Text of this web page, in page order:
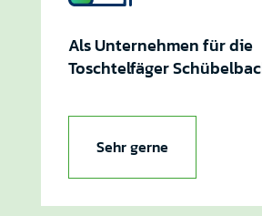
Als Unternehmen für die
Toschtelfäger
Sehr gerne